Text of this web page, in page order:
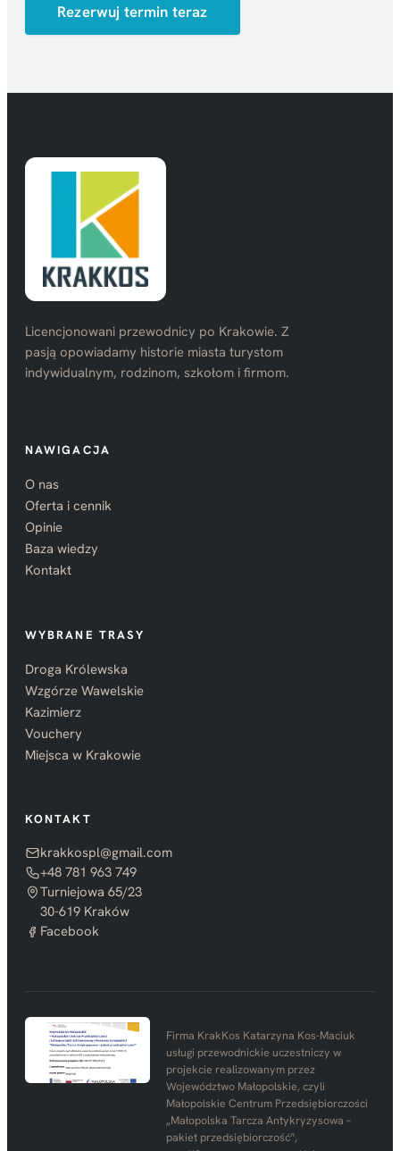
Rezerwuj termin teraz
Licencjonowani przewodnicy po Krakowie. Z
pasją opowiadamy historie miasta turystom
indywidualnym, rodzinom, szkołom i firmom.
NAWIGACJA
O nas
Oferta i cennik
Opinie
Baza wiedzy
Kontakt
WYBRANE TRASY
Droga Królewska
Wzgórze Wawelskie
Kazimierz
Vouchery
Miejsca w Krakowie
KONTAKT
krakkospl@gmail.com
+48 781 963 749
Turniejowa 65/23
30-619 Kraków
Facebook
Firma KrakKos Katarzyna Kos-Maciuk
usługi przewodnickie uczestniczy w
projekcie realizowanym przez
Województwo Małopolskie, czyli
Małopolskie Centrum Przedsiębiorczości
„Małopolska Tarcza Antykryzysowa –
pakiet przedsiębiorczość”,